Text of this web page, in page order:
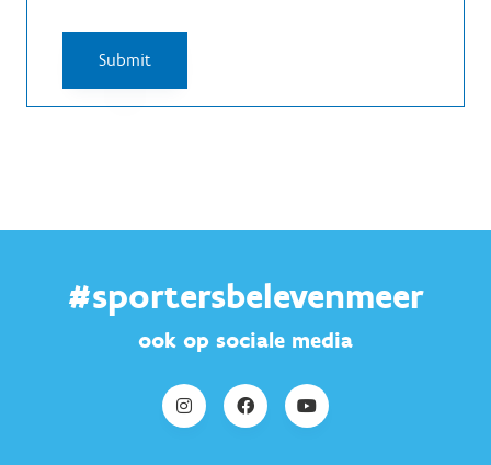
#sportersbelevenmeer
ook op sociale media